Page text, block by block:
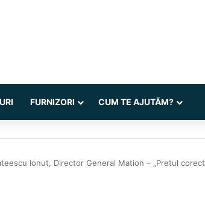
FURNIZORI CUM TE AJUTĂM?
Ionut, Director General Mation – „Pretul